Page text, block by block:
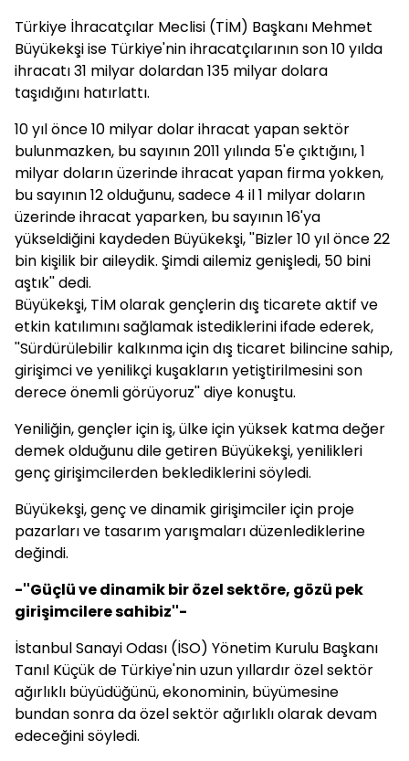
Türkiye İhracatçılar Meclisi (TİM) Başkanı Mehmet
Büyükekşi ise Türkiye'nin ihracatçılarının son 10 yılda
ihracatı 31 milyar dolardan 135 milyar dolara
taşıdığını hatırlattı.
10 yıl önce 10 milyar dolar ihracat yapan sektör
bulunmazken, bu sayının 2011 yılında 5'e çıktığını, 1
milyar doların üzerinde ihracat yapan firma yokken,
bu sayının 12 olduğunu, sadece 4 il 1 milyar doların
üzerinde ihracat yaparken, bu sayının 16'ya
yükseldiğini kaydeden Büyükekşi, ''Bizler 10 yıl önce 22
bin kişilik bir aileydik. Şimdi ailemiz genişledi, 50 bini
aştık'' dedi.
Büyükekşi, TİM olarak gençlerin dış ticarete aktif ve
etkin katılımını sağlamak istediklerini ifade ederek,
''Sürdürülebilir kalkınma için dış ticaret bilincine sahip,
girişimci ve yenilikçi kuşakların yetiştirilmesini son
derece önemli görüyoruz'' diye konuştu.
Yeniliğin, gençler için iş, ülke için yüksek katma değer
demek olduğunu dile getiren Büyükekşi, yenilikleri
genç girişimcilerden beklediklerini söyledi.
Büyükekşi, genç ve dinamik girişimciler için proje
pazarları ve tasarım yarışmaları düzenlediklerine
değindi.
-''Güçlü ve dinamik bir özel sektöre, gözü pek
girişimcilere sahibiz''-
İstanbul Sanayi Odası (İSO) Yönetim Kurulu Başkanı
Tanıl Küçük de Türkiye'nin uzun yıllardır özel sektör
ağırlıklı büyüdüğünü, ekonominin, büyümesine
bundan sonra da özel sektör ağırlıklı olarak devam
edeceğini söyledi.